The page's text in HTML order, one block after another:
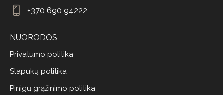
+370 690 94222
NUORODOS
Privatumo politika
Slapukų politika
Pinigų grąžinimo politika